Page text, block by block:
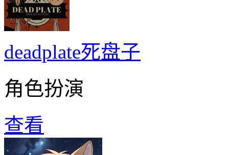
deadplate死盘子
角色扮演
查看